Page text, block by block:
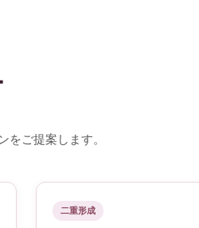
ご提案します。
二重形成